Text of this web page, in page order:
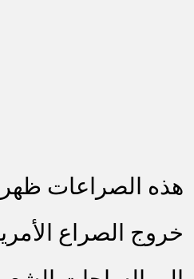
هذه الصراعات
خروج الصراع